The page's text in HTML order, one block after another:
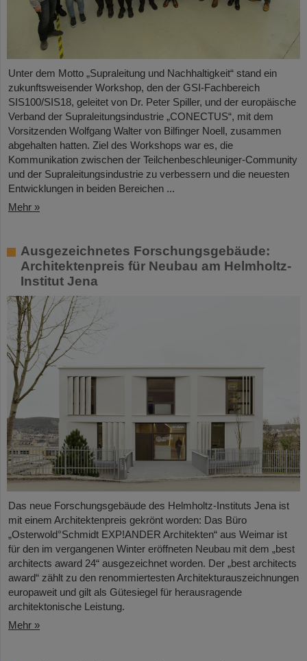
Unter dem Motto „Supraleitung und Nachhaltigkeit“ stand ein
zukunftsweisender Workshop, den der GSI-Fachbereich
SIS100/SIS18, geleitet von Dr. Peter Spiller, und der europäische
Verband der Supraleitungsindustrie „CONECTUS“, mit dem
Vorsitzenden Wolfgang Walter von Bilfinger Noell, zusammen
abgehalten hatten. Ziel des Workshops war es, die
Kommunikation zwischen der Teilchenbeschleuniger-Community
und der Supraleitungsindustrie zu verbessern und die neuesten
Entwicklungen in beiden Bereichen ...
Mehr »
Ausgezeichnetes Forschungsgebäude:
Architektenpreis für Neubau am Helmholtz-
Institut Jena
Das neue Forschungsgebäude des Helmholtz-Instituts Jena ist
mit einem Architektenpreis gekrönt worden: Das Büro
„Osterwold°Schmidt EXP!ANDER Architekten“ aus Weimar ist
für den im vergangenen Winter eröffneten Neubau mit dem „best
architects award 24“ ausgezeichnet worden. Der „best architects
award“ zählt zu den renommiertesten Architekturauszeichnungen
europaweit und gilt als Gütesiegel für herausragende
architektonische Leistung.
Mehr »